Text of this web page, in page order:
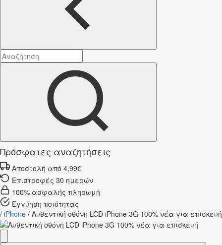
Πρόσφατες αναζητήσεις
Αποστολή από 4,99€
Επιστροφές 30 ημερών
100% ασφαλής πληρωμή
Εγγύηση ποιότητας
/ iPhone / Αυθεντική οθόνη LCD iPhone 3G 100% νέα για επισκευή